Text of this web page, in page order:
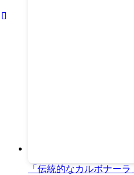
「伝統的なカルボナー